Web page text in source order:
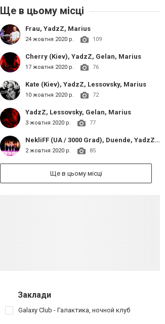
Ще в цьому місці
Frau, YadzZ, Marius
24 жовтня 2020 р. 109
Cherry (Kiev), YadzZ, Gelan, Marius
17 жовтня 2020 р. 76
Kate (Kiev), YadzZ, Lessovsky, Marius
10 жовтня 2020 р. 72
YadzZ, Lessovsky, Gelan, Marius
3 жовтня 2020 р. 77
NekliFF (UA / 3000 Grad), Duende, YadzZ, Marius
2 жовтня 2020 р. 85
Ще в цьому місці
Заклади
Galaxy Club - Галактика, ночной клуб